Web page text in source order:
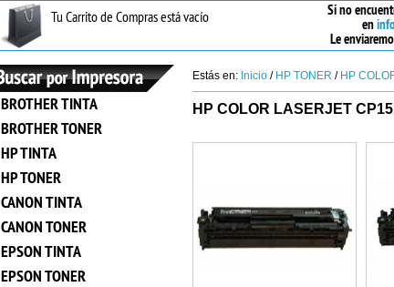
Si no
en
Le
Tu Carrito de Compras está vacío
BROTHER TINTA
BROTHER TONER
HP TINTA
HP TONER
CANON TINTA
CANON TONER
EPSON TINTA
EPSON TONER
Estás en: Inicio / HP TONER / HP
HP COLOR LASERJET